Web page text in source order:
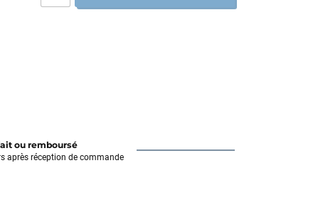
ou remboursé
après réception de commande